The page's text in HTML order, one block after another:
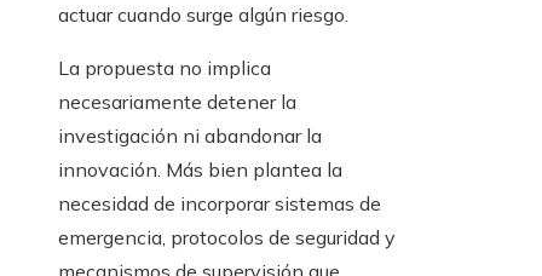
actuar cuando surge algún riesgo.
La propuesta no implica
necesariamente detener la
investigación ni abandonar la
innovación. Más bien plantea la
necesidad de incorporar sistemas de
emergencia, protocolos de seguridad y
mecanismos de supervisión que